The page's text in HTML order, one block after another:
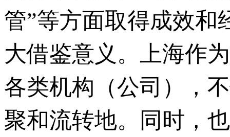
管”等方面取得成效和
大借鉴意义。上海作
各类机构（公司），
聚和流转地。同时，